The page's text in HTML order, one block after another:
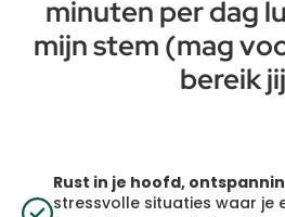
minuten per dag
mijn stem (mag
bereik
Rust in je hoofd,
stressvolle situaties waar je